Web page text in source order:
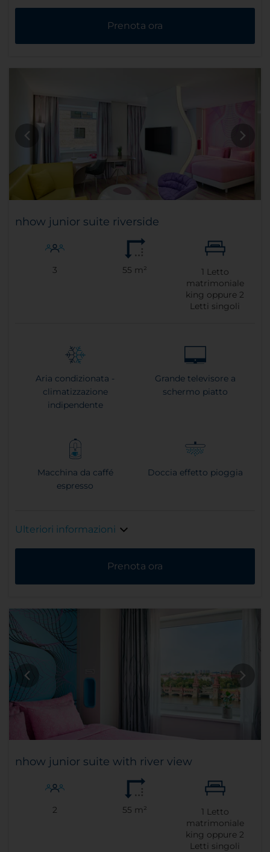
Prenota ora
nhow junior suite riverside
3 55 m² 1 Letto
matrimoniale
king oppure 2
Letti singoli
Aria condizionata -
climatizzazione
indipendente
Grande televisore a
schermo piatto
Macchina da caffé
espresso
Doccia effetto pioggia
Ulteriori informazioni
Prenota ora
nhow junior suite with river view
2 55 m² 1 Letto
matrimoniale
king oppure 2
Letti singoli